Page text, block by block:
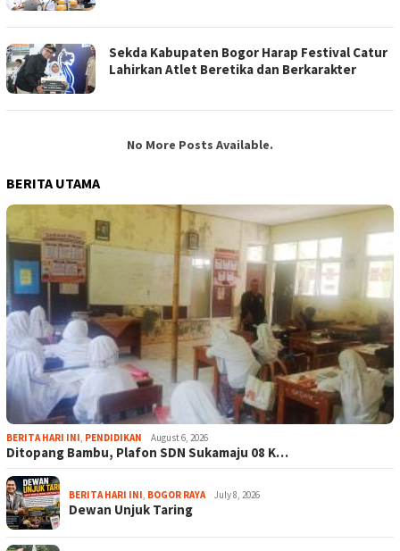
Sekda Kabupaten Bogor Harap Festival Catur
Lahirkan Atlet Beretika dan Berkarakter
No More Posts Available.
BERITA UTAMA
BERITA HARI INI, PENDIDIKAN August 6, 2026
Ditopang Bambu, Plafon SDN Sukamaju 08 K…
BERITA HARI INI, BOGOR RAYA July 8, 2026
Dewan Unjuk Taring